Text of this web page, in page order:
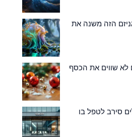
הזה משנה את
לא שווים את הכסף
סירב לטפל בו